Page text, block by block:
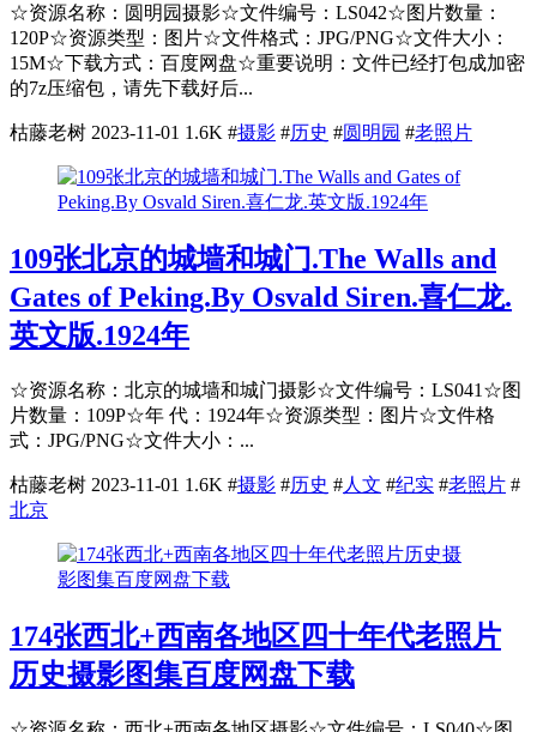
☆资源名称：圆明园摄影☆文件编号：LS042☆图片数量：
120P☆资源类型：图片☆文件格式：JPG/PNG☆文件大小：
15M☆下载方式：百度网盘☆重要说明：文件已经打包成加密
的7z压缩包，请先下载好后...
枯藤老树 2023-11-01 1.6K #摄影 #历史 #圆明园 #老照片
109张北京的城墙和城门.The Walls and
Gates of Peking.By Osvald Siren.喜仁龙.
英文版.1924年
☆资源名称：北京的城墙和城门摄影☆文件编号：LS041☆图
片数量：109P☆年 代：1924年☆资源类型：图片☆文件格
式：JPG/PNG☆文件大小：...
枯藤老树 2023-11-01 1.6K #摄影 #历史 #人文 #纪实 #老照片 #
北京
174张西北+西南各地区四十年代老照片
历史摄影图集百度网盘下载